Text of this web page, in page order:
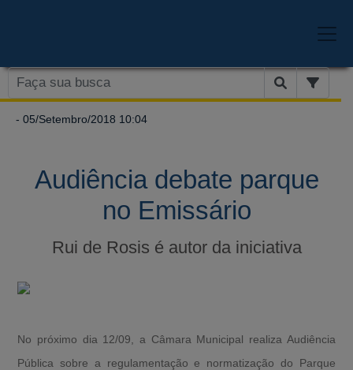
- 05/Setembro/2018 10:04
Audiência debate parque
no Emissário
Rui de Rosis é autor da iniciativa
No próximo dia 12/09, a Câmara Municipal realiza Audiência
Pública sobre a regulamentação e normatização do Parque